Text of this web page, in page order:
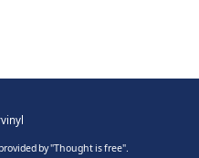
by "Thought is free".